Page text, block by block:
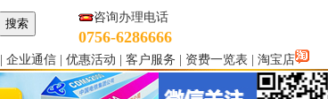
咨询办理电话
0756-6286666
企业通信 优惠活动 客户服务 资费一览表 淘宝店